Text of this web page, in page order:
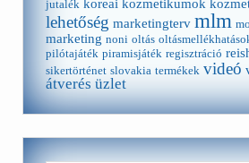
jutalék koreai kozmetikumok
lehetőség marketingterv mlm
marketing noni oltás
pilótajáték piramisjáték regisztráció
sikertörténet slovakia termékek videó
átverés üzlet